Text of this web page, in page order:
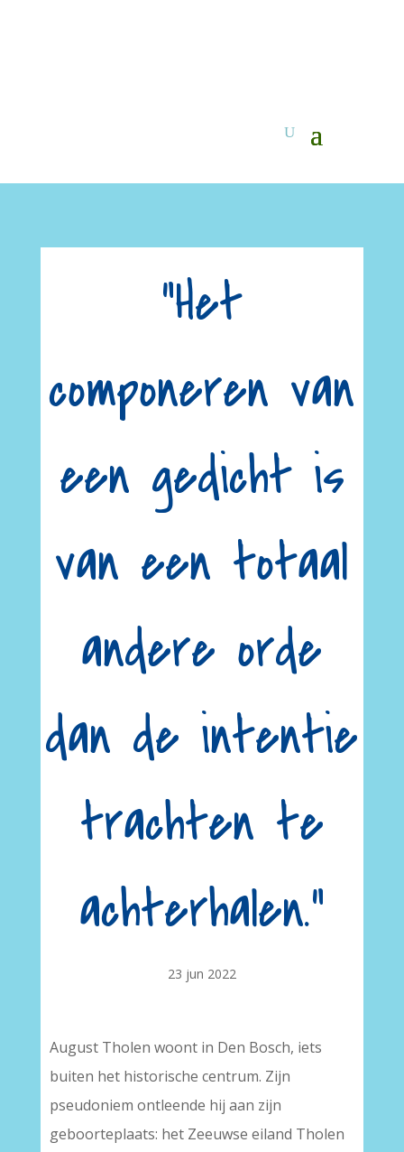
“Het
componeren van
een gedicht is
van een totaal
andere orde
dan de intentie
trachten te
achterhalen.”
23 jun 2022
August Tholen woont in Den Bosch, iets
buiten het historische centrum. Zijn
pseudoniem ontleende hij aan zijn
geboorteplaats: het Zeeuwse eiland Tholen